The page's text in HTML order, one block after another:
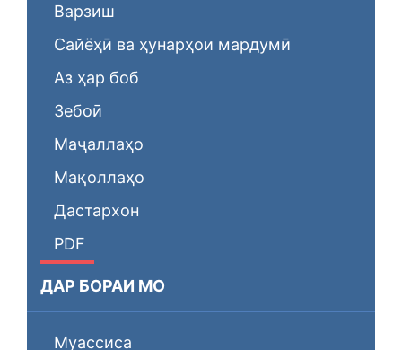
Варзиш
Сайёҳӣ ва ҳунарҳои мардумӣ
Аз ҳар боб
Зебоӣ
Маҷаллаҳо
Мақоллаҳо
Дастархон
PDF
ДАР БОРАИ МО
Муассиса